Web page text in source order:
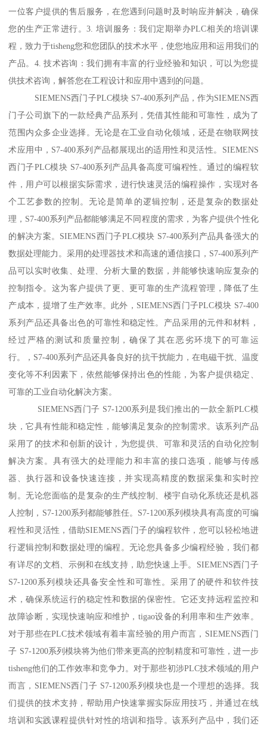
一位客户提供的售后服务，在您遇到问题时及时响应并解决，确保
您的生产正常进行。3. 培训服务：我们定期举办PLC相关的培训课
程，致力于tisheng您和您团队的技术水平，使您地应用和运用我们的
产品。4. 技术咨询：我们拥有丰富的行业经验和知识，可以为您提
供技术咨询，解答您在工程设计和应用中遇到的问题。
SIEMENS西门子PLC模块 S7-400系列产品，作为SIEMENS西
门子公司旗下的一款经典产品系列，凭借其性能和可靠性，成为了
范围内众多企业选择。无论是在工业自动化领域，还是在物联网技
术应用中，S7-400系列产品都展现出的适用性和灵活性。SIEMENS
西门子PLC模块 S7-400系列产品具备高度可编程性。通过的编程软
件，用户可以根据实际需求，进行快速灵活的编程操作，实现对各
个工艺参数的控制。无论是简单的逻辑控制，还是复杂的数据处
理，S7-400系列产品都能够满足不同程度的需求，为客户提供个性化
的解决方案。SIEMENS西门子PLC模块 S7-400系列产品具备强大的
数据处理能力。采用的处理器技术和高速的通信接口，S7-400系列产
品可以实时收集、处理、分析大量的数据，并能够快速响应复杂的
控制指令。这为客户提供了更、更可靠的生产流程管理，降低了生
产成本，提增了生产效率。此外，SIEMENS西门子PLC模块 S7-400
系列产品还具备出色的可靠性和稳定性。产品采用的元件和材料，
经过严格的测试和质量控制，确保了其在恶劣环境下的可靠运
行。，S7-400系列产品还具备良好的抗干扰能力，在电磁干扰、温度
变化等不利因素下，依然能够保持出色的性能，为客户提供稳定、
可靠的工业自动化解决方案。
SIEMENS西门子 S7-1200系列是我们推出的一款全新PLC模
块，它具有性能和稳定性，能够满足复杂的控制需求。该系列产品
采用了的技术和创新的设计，为您提供、可靠和灵活的自动化控制
解决方案。具有强大的处理能力和丰富的接口选项，能够与传感
器、执行器和设备快速连接，并实现高精度的数据采集和实时控
制。无论您面临的是复杂的生产线控制、楼宇自动化系统还是机器
人控制，S7-1200系列都能够胜任。S7-1200系列模块具有高度的可编
程性和灵活性，借助SIEMENS西门子的编程软件，您可以轻松地进
行逻辑控制和数据处理的编程。无论您具备多少编程经验，我们都
有详尽的文档、示例和在线支持，助您快速上手。SIEMENS西门子
S7-1200系列模块还具备安全性和可靠性。采用了的硬件和软件技
术，确保系统运行的稳定性和数据的保密性。它还支持远程监控和
故障诊断，实现快速响应和维护，tigao设备的利用率和生产效率。
对于那些在PLC技术领域有着丰富经验的用户而言，SIEMENS西门
子 S7-1200系列模块将为他们带来更高的控制精度和可靠性，进一步
tisheng他们的工作效率和竞争力。对于那些初涉PLC技术领域的用户
而言，SIEMENS西门子 S7-1200系列模块也是一个理想的选择。我
们提供的技术支持，帮助用户快速掌握实际应用技巧，并通过在线
培训和实践课程提供针对性的培训和指导。该系列产品中，我们还